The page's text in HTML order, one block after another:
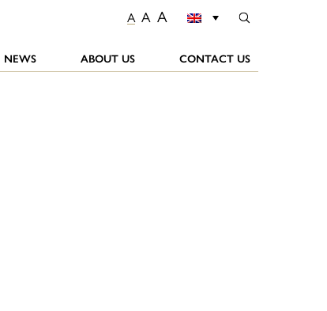
A A A
CONTACT US
ABOUT US
NEWS